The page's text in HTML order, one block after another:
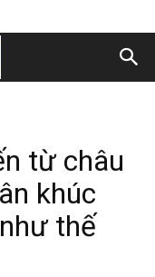
từ châu
khúc
thế